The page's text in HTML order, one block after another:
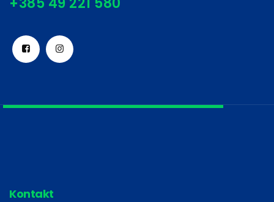
Kontakt